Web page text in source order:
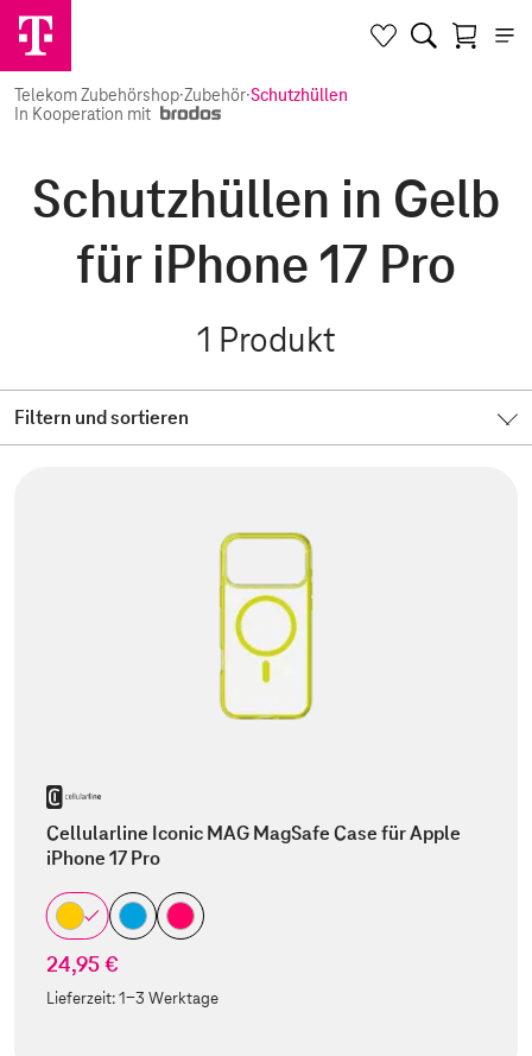
Telekom Zubehörshop·Zubehör·Schutzhüllen
In Kooperation mit
Schutzhüllen in Gelb
für iPhone 17 Pro
1 Produkt
Filtern und sortieren
Cellularline Iconic MAG MagSafe Case für Apple
iPhone 17 Pro
24,95 €
Lieferzeit:1-3 Werktage